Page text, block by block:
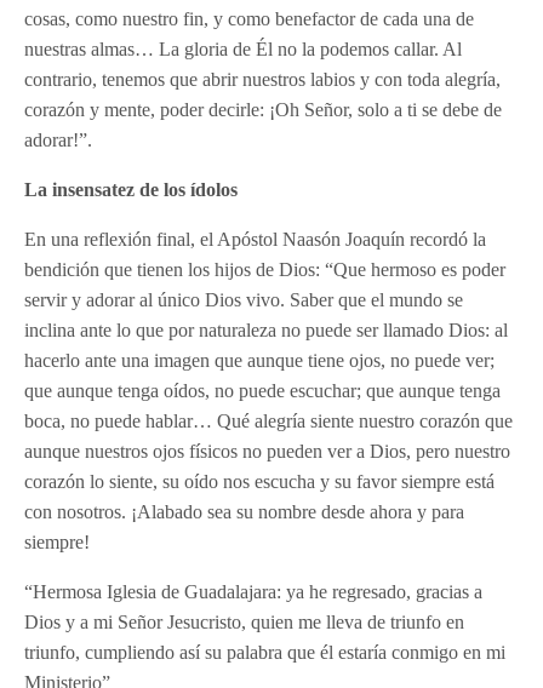
cosas, como nuestro fin, y como benefactor de cada una de
nuestras almas… La gloria de Él no la podemos callar. Al
contrario, tenemos que abrir nuestros labios y con toda alegría,
corazón y mente, poder decirle: ¡Oh Señor, solo a ti se debe de
adorar!”.
La insensatez de los ídolos
En una reflexión final, el Apóstol Naasón Joaquín recordó la
bendición que tienen los hijos de Dios: “Que hermoso es poder
servir y adorar al único Dios vivo. Saber que el mundo se
inclina ante lo que por naturaleza no puede ser llamado Dios: al
hacerlo ante una imagen que aunque tiene ojos, no puede ver;
que aunque tenga oídos, no puede escuchar; que aunque tenga
boca, no puede hablar… Qué alegría siente nuestro corazón que
aunque nuestros ojos físicos no pueden ver a Dios, pero nuestro
corazón lo siente, su oído nos escucha y su favor siempre está
con nosotros. ¡Alabado sea su nombre desde ahora y para
siempre!
“Hermosa Iglesia de Guadalajara: ya he regresado, gracias a
Dios y a mi Señor Jesucristo, quien me lleva de triunfo en
triunfo, cumpliendo así su palabra que él estaría conmigo en mi
Ministerio”